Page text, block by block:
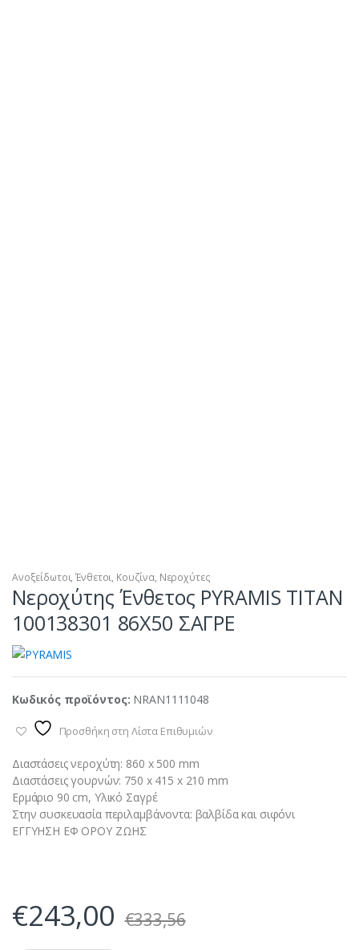
Ανοξείδωτοι,Ένθετοι, Κουζίνα, Νεροχύτες
Νεροχύτης Ένθετος PYRAMIS TITAN
100138301 86X50 ΣΑΓΡΕ
Κωδικός προϊόντος: NRAN1111048
Προσθήκη στη Λίστα Επιθυμιών
Διαστάσεις νεροχύτη: 860 x 500 mm
Διαστάσεις γουρνών: 750 x 415 x 210 mm
Ερμάριο 90 cm, Υλικό Σαγρέ
Στην συσκευασία περιλαμβάνοντα: βαλβίδα και σιφόνι
ΕΓΓΥΗΣΗ ΕΦ ΟΡΟΥ ΖΩΗΣ
€243,00 €333,56